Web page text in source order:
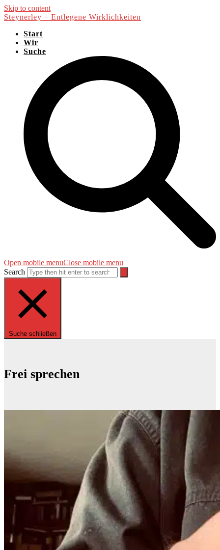
Skip to content
Steynerley – Entlegene Wirklichkeiten
Start
Wir
Suche
Open mobile menuClose mobile menu
Search
Suche schließen
Frei sprechen